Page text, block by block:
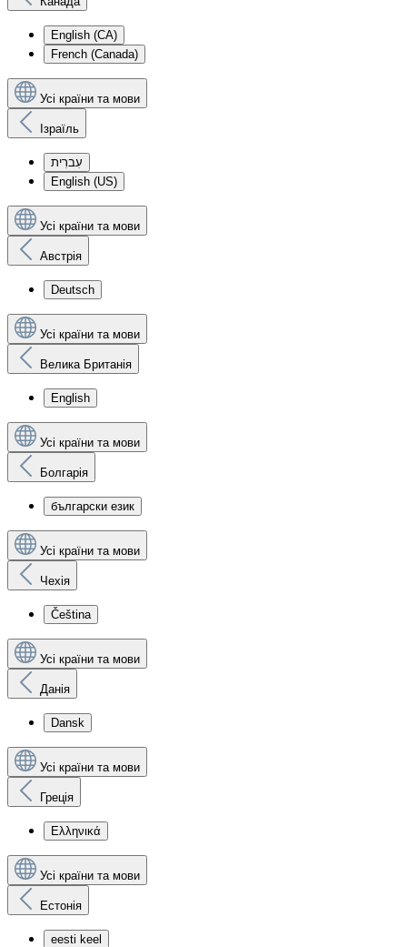
English (CA)
French (Canada)
Усі країни та мови
Ізраїль
עִברִית
English (US)
Усі країни та мови
Австрія
Deutsch
Усі країни та мови
Велика Британія
English
Усі країни та мови
Болгарія
български език
Усі країни та мови
Чехія
Čeština
Усі країни та мови
Данія
Dansk
Усі країни та мови
Греція
Ελληνικά
Усі країни та мови
Естонія
eesti keel